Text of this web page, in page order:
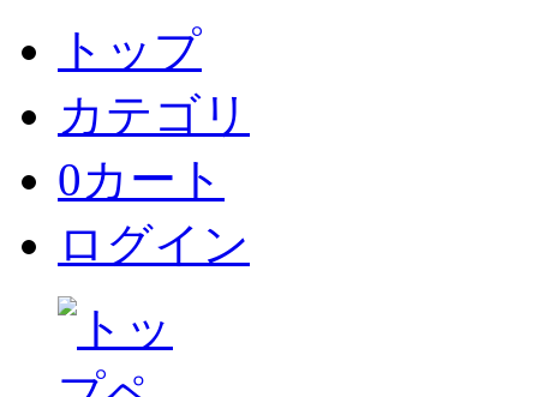
トップ
カテゴリ
0カート
ログイン